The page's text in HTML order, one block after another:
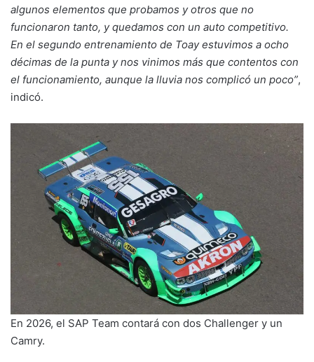
algunos elementos que probamos y otros que no
funcionaron tanto, y quedamos con un auto competitivo.
En el segundo entrenamiento de Toay estuvimos a ocho
décimas de la punta y nos vinimos más que contentos con
el funcionamiento, aunque la lluvia nos complicó un poco”,
indicó.
En 2026, el SAP Team contará con dos Challenger y un
Camry.